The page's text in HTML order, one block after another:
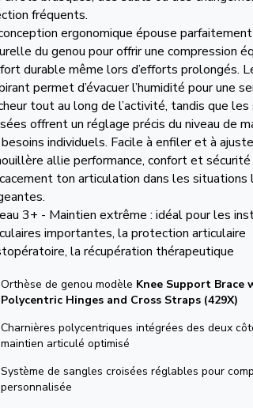
fréquents.
ergonomique épouse
du genou pour offrir une compression
durable même lors d’efforts prolongés.
permet d’évacuer l’humidité pour une
tout au long de l’activité, tandis que
offrent un réglage précis du niveau de
individuels. Facile à enfiler et à
allie performance, confort et
ton articulation dans les situations
3+ - Maintien extrême : idéal pour les
importantes, la protection articulaire
la récupération thérapeutique
Orthèse de genou modèle Knee Support Brace
Polycentric Hinges and Cross Straps (429X)
Charnières polycentriques intégrées des deux
maintien articulé optimisé
Système de sangles croisées réglables pour
personnalisée